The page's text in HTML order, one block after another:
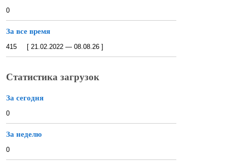
0
За все время
415 [ 21.02.2022 — 08.08.26 ]
Статистика загрузок
За сегодня
0
За неделю
0